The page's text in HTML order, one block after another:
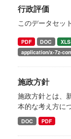
行政評価
このデータセッ
PDF DOC XLS
application/x-7z-
施政方針
施政方針とは、
本的な考え方に
DOC PDF